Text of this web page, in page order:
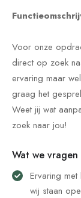
Voor onze
direct op zoek
ervaring maar
graag het
Weet jij wat
zoek naar jou!
Wat we vragen
Ervaring
wij staan